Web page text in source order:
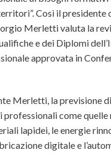
Così il presidente
Merlettivaluta la
e dei Diplomi
approvata in
Merletti, la previsione
professionali come
lapidei, le energie
digitale e